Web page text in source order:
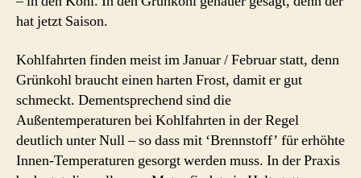
hat jetzt Saison.
Kohlfahrten finden meist im Januar / Februar statt, denn
Grünkohl braucht einen harten Frost, damit er gut
schmeckt. Dementsprechend sind die
Außentemperaturen bei Kohlfahrten in der Regel
deutlich unter Null – so dass mit ‘Brennstoff’ für erhöhte
Innen-Temperaturen gesorgt werden muss. In der Praxis